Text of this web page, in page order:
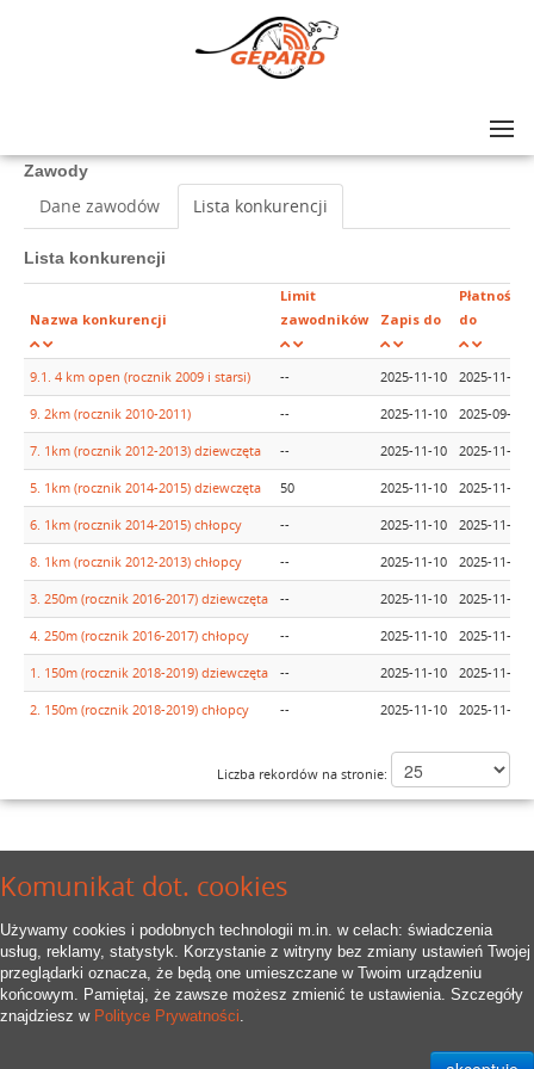
Komunikat dot. cookies
Używamy cookies i podobnych technologii m.in. w celach: świadczenia
usług, reklamy, statystyk. Korzystanie z witryny bez zmiany ustawień Twojej
przeglądarki oznacza, że będą one umieszczane w Twoim urządzeniu
końcowym. Pamiętaj, że zawsze możesz zmienić te ustawienia. Szczegóły
znajdziesz w Polityce Prywatności.
Zawody
Dane zawodów Lista konkurencji
Lista konkurencji
Nazwa konkurencji
Limit
zawodników
Zapis do
Płatność
do
9.1. 4 km open (rocznik 2009 i starsi) -- 2025-11-10 2025-11-10
9. 2km (rocznik 2010-2011) -- 2025-11-10 2025-09-10
7. 1km (rocznik 2012-2013) dziewczęta -- 2025-11-10 2025-11-10
5. 1km (rocznik 2014-2015) dziewczęta 50 2025-11-10 2025-11-10
6. 1km (rocznik 2014-2015) chłopcy -- 2025-11-10 2025-11-10
8. 1km (rocznik 2012-2013) chłopcy -- 2025-11-10 2025-11-10
3. 250m (rocznik 2016-2017) dziewczęta -- 2025-11-10 2025-11-10
4. 250m (rocznik 2016-2017) chłopcy -- 2025-11-10 2025-11-10
1. 150m (rocznik 2018-2019) dziewczęta -- 2025-11-10 2025-11-10
2. 150m (rocznik 2018-2019) chłopcy -- 2025-11-10 2025-11-10
Liczba rekordów na stronie: